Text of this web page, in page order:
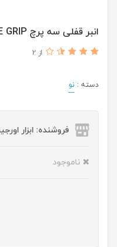
انبر قفلی سه پرچ VISE GRIP آمریکا مدل Cr-V USA
از 2
دسته : نو
فروشنده: ابزار
ناموجود